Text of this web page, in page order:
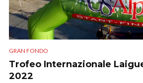
GRAN FONDO
Trofeo Internazionale
2022